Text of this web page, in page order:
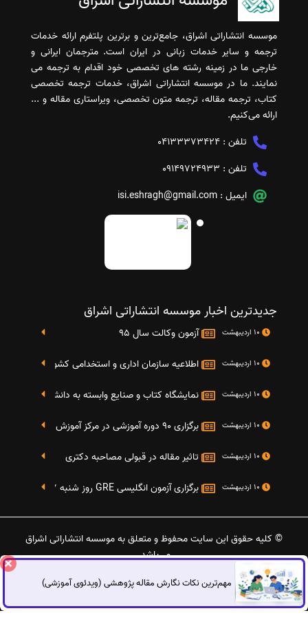
موسسه انتشاراتی اشراق، جامع‌ترین و برترین پلتفرم ارائه خدمات
ترجمه و سایر خدمات زبانی در ایران است. مترجمان ایرانی و
خارجی ما در زمینه رشته های تخصصی خود اقدام به ترجمه می
نمایند. ما در موسسه انتشاراتی اشراق، خدمات ترجمه تخصصی
کتاب، ترجمه مقاله، ترجمه متون تخصصی، ویراستاری مقاله و ...
ارائه می‌کنیم.
تلفن : 04133373424
تلفن : 09149724933
ایمیل : isi.eshragh@gmail.com
جدیدترین اخبار موسسه انتشاراتی اشراق
آزمون وکالت سال 95
اطلاعیه سازمان اداری و استخدامی کشور در خصوص
نمایشگاه کتاب و صنایع وابسته به دانشگاه صنعتی شریف 4 الی 8 مهر
برگزاری 90 دوره آموزشی در مرکز آموزش فرهنگی دانشگاه علامه
تاثیر مقاله در قبولی مصاحبه دکتری
برگزاری آزمون انگلیسی GRE روز شنبه 27 شهریور(مقارن با 17 سپتامبر 2016)
© کلیه حقوق این سایت محفوظ و متعلق به موسسه انتشاراتی اشراق
می‌باشد.
مهم‌ترین نکات نگارش مقاله پژوهشی (ویدئوی آموزشی)
گفتگوی آنلاین